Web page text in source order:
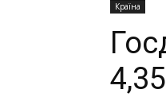
Країна